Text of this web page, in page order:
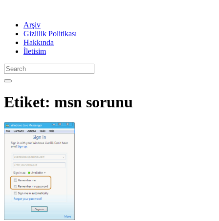
Arşiv
Gizlilik Politikası
Hakkında
İletisim
Etiket: msn sorunu